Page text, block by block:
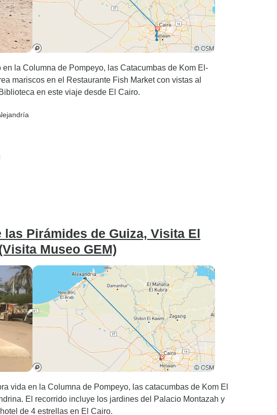
la Columna de Pompeyo, las Catacumbas de Kom El-
mariscos en el Restaurante Fish Market con vistas al
en este viaje desde El Cairo.
las Pirámides de Guiza, Visita El
Museo GEM)
vida en la Columna de Pompeyo, las catacumbas de Kom El
El recorrido incluye los jardines del Palacio Montazah y
de 4 estrellas en El Cairo.